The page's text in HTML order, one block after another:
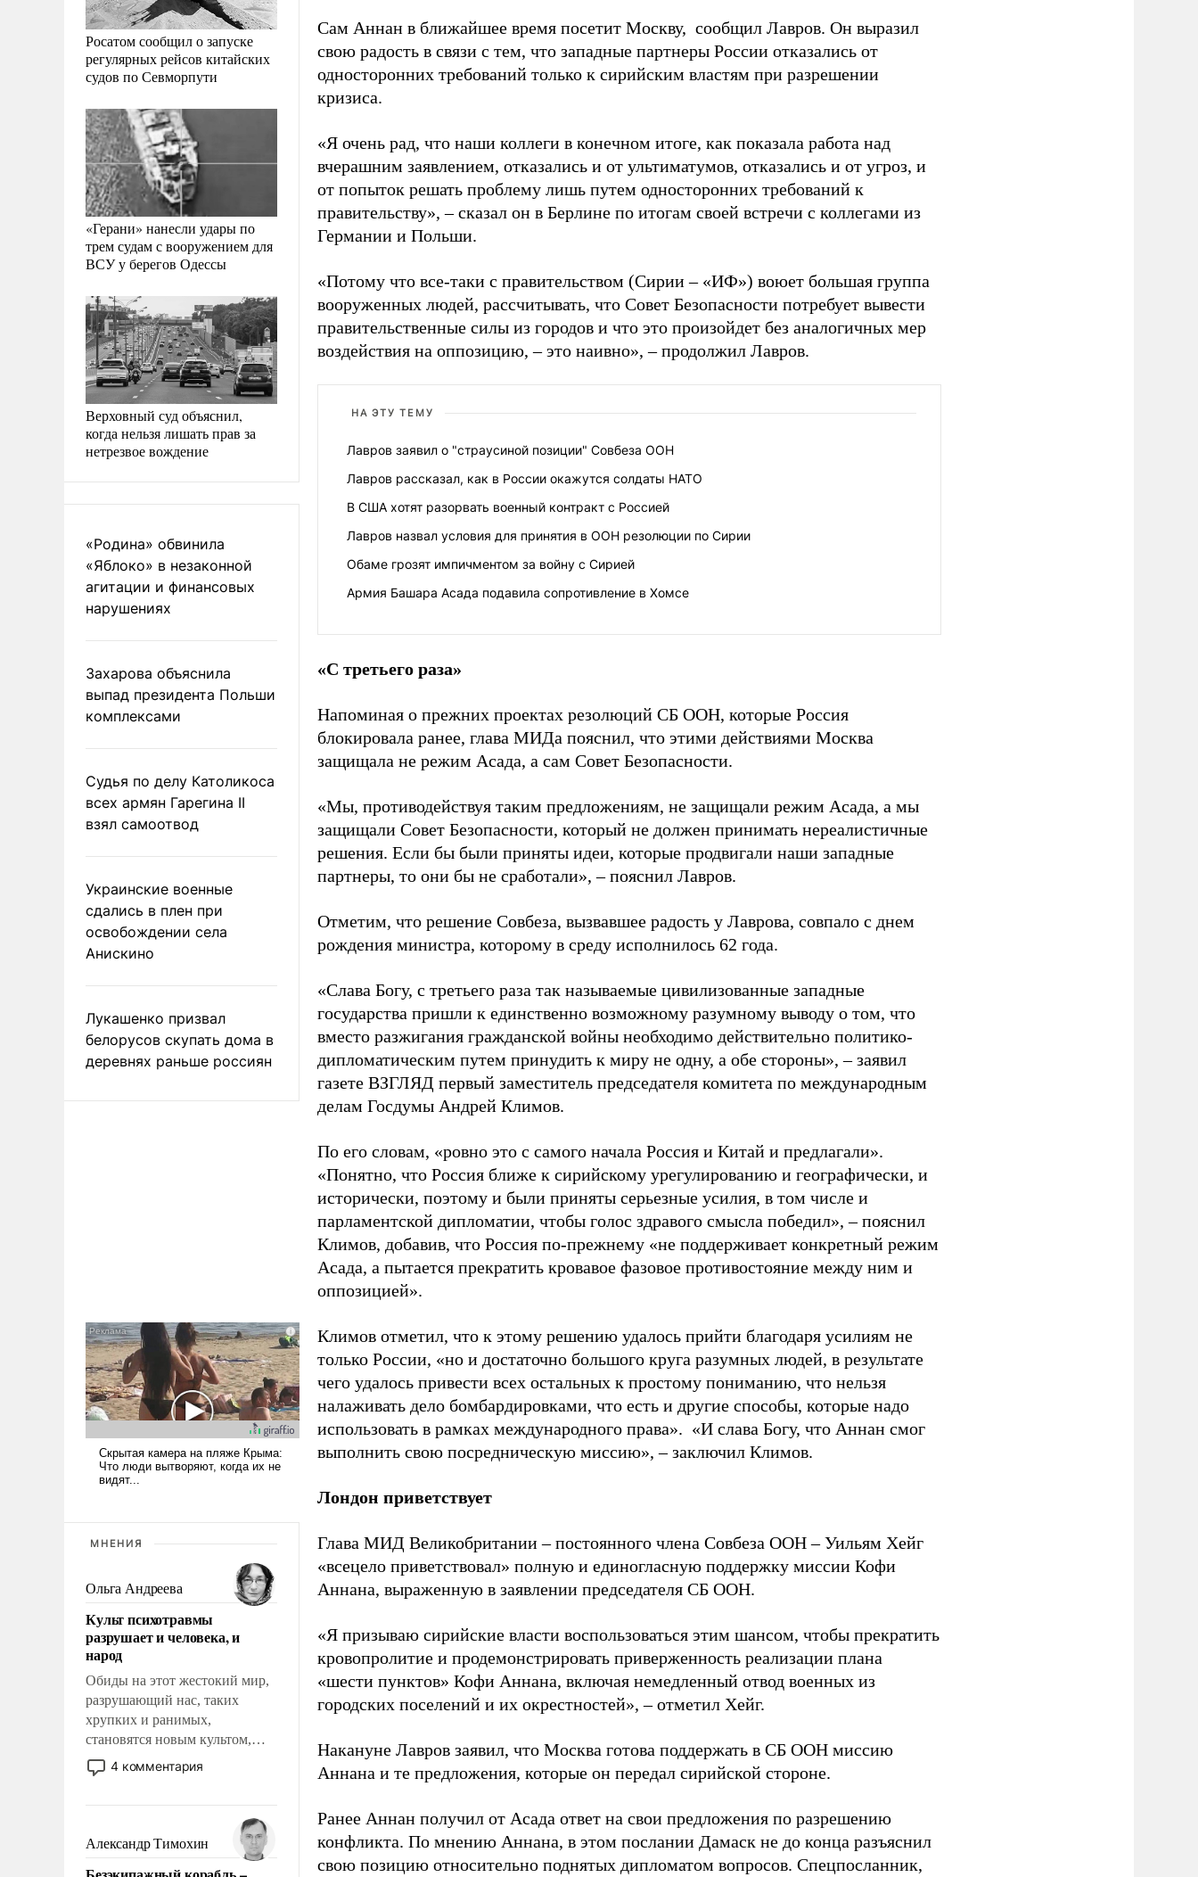
Росатом сообщил о запуске
регулярных рейсов китайских
судов по Севморпути
«Герани» нанесли удары по
трем судам с вооружением для
ВСУ у берегов Одессы
Верховный суд объяснил,
когда нельзя лишать прав за
нетрезвое вождение
«Родина» обвинила
«Яблоко» в незаконной
агитации и финансовых
нарушениях
Захарова объяснила
выпад президента Польши
комплексами
Судья по делу Католикоса
всех армян Гарегина II
взял самоотвод
Украинские военные
сдались в плен при
освобождении села
Анискино
Лукашенко призвал
белорусов скупать дома в
деревнях раньше россиян
МНЕНИЯ
Ольга Андреева
Культ психотравмы
разрушает и человека, и
народ
Обиды на этот жестокий мир,
разрушающий нас, таких
хрупких и ранимых,
становятся новым культом,
постепенно вытесняя и
отменяя традиционное
мужественным и твердым под
ударами судьбы, брать на себя
ответственность, помогать
4 комментария
Александр Тимохин
Сам Аннан в ближайшее время посетит Москву, сообщил Лавров. Он выразил
свою радость в связи с тем, что западные партнеры России отказались от
односторонних требований только к сирийским властям при разрешении
кризиса.
«Я очень рад, что наши коллеги в конечном итоге, как показала работа над
вчерашним заявлением, отказались и от ультиматумов, отказались и от угроз, и
от попыток решать проблему лишь путем односторонних требований к
правительству», – сказал он в Берлине по итогам своей встречи с коллегами из
Германии и Польши.
«Потому что все-таки с правительством (Сирии – «ИФ») воюет большая группа
вооруженных людей, рассчитывать, что Совет Безопасности потребует вывести
правительственные силы из городов и что это произойдет без аналогичных мер
воздействия на оппозицию, – это наивно», – продолжил Лавров.
НА ЭТУ ТЕМУ
Лавров заявил о "страусиной позиции" Совбеза ООН
Лавров рассказал, как в России окажутся солдаты НАТО
В США хотят разорвать военный контракт с Россией
Лавров назвал условия для принятия в ООН резолюции по Сирии
Обаме грозят импичментом за войну с Сирией
Армия Башара Асада подавила сопротивление в Хомсе
«С третьего раза»
Напоминая о прежних проектах резолюций СБ ООН, которые Россия
блокировала ранее, глава МИДа пояснил, что этими действиями Москва
защищала не режим Асада, а сам Совет Безопасности.
«Мы, противодействуя таким предложениям, не защищали режим Асада, а мы
защищали Совет Безопасности, который не должен принимать нереалистичные
решения. Если бы были приняты идеи, которые продвигали наши западные
партнеры, то они бы не сработали», – пояснил Лавров.
Отметим, что решение Совбеза, вызвавшее радость у Лаврова, совпало с днем
рождения министра, которому в среду исполнилось 62 года.
«Слава Богу, с третьего раза так называемые цивилизованные западные
государства пришли к единственно возможному разумному выводу о том, что
вместо разжигания гражданской войны необходимо действительно политико-
дипломатическим путем принудить к миру не одну, а обе стороны», – заявил
газете ВЗГЛЯД первый заместитель председателя комитета по международным
делам Госдумы Андрей Климов.
По его словам, «ровно это с самого начала Россия и Китай и предлагали».
«Понятно, что Россия ближе к сирийскому урегулированию и географически, и
исторически, поэтому и были приняты серьезные усилия, в том числе и
парламентской дипломатии, чтобы голос здравого смысла победил», – пояснил
Климов, добавив, что Россия по-прежнему «не поддерживает конкретный режим
Асада, а пытается прекратить кровавое фазовое противостояние между ним и
оппозицией».
Климов отметил, что к этому решению удалось прийти благодаря усилиям не
только России, «но и достаточно большого круга разумных людей, в результате
чего удалось привести всех остальных к простому пониманию, что нельзя
налаживать дело бомбардировками, что есть и другие способы, которые надо
использовать в рамках международного права». «И слава Богу, что Аннан смог
выполнить свою посредническую миссию», – заключил Климов.
Лондон приветствует
Глава МИД Великобритании – постоянного члена Совбеза ООН – Уильям Хейг
«всецело приветствовал» полную и единогласную поддержку миссии Кофи
Аннана, выраженную в заявлении председателя СБ ООН.
«Я призываю сирийские власти воспользоваться этим шансом, чтобы прекратить
кровопролитие и продемонстрировать приверженность реализации плана
«шести пунктов» Кофи Аннана, включая немедленный отвод военных из
городских поселений и их окрестностей», – отметил Хейг.
Накануне Лавров заявил, что Москва готова поддержать в СБ ООН миссию
Аннана и те предложения, которые он передал сирийской стороне.
Ранее Аннан получил от Асада ответ на свои предложения по разрешению
конфликта. По мнению Аннана, в этом послании Дамаск не до конца разъяснил
свою позицию относительно поднятых дипломатом вопросов. Спецпосланник,